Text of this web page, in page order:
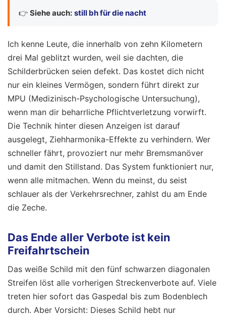
👉 Siehe auch: still bh für die nacht
Ich kenne Leute, die innerhalb von zehn Kilometern
drei Mal geblitzt wurden, weil sie dachten, die
Schilderbrücken seien defekt. Das kostet dich nicht
nur ein kleines Vermögen, sondern führt direkt zur
MPU (Medizinisch-Psychologische Untersuchung),
wenn man dir beharrliche Pflichtverletzung vorwirft.
Die Technik hinter diesen Anzeigen ist darauf
ausgelegt, Ziehharmonika-Effekte zu verhindern. Wer
schneller fährt, provoziert nur mehr Bremsmanöver
und damit den Stillstand. Das System funktioniert nur,
wenn alle mitmachen. Wenn du meinst, du seist
schlauer als der Verkehrsrechner, zahlst du am Ende
die Zeche.
Das Ende aller Verbote ist kein
Freifahrtschein
Das weiße Schild mit den fünf schwarzen diagonalen
Streifen löst alle vorherigen Streckenverbote auf. Viele
treten hier sofort das Gaspedal bis zum Bodenblech
durch. Aber Vorsicht: Dieses Schild hebt nur